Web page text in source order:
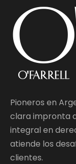
Pioneros en
clara impronta
integral en
atiende los
clientes.